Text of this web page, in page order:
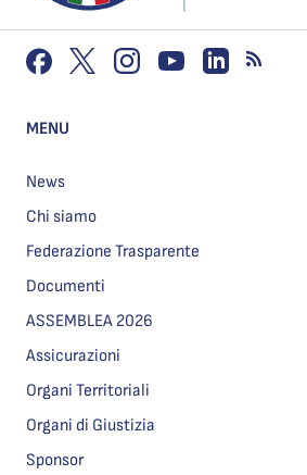
MENU
News
Chi siamo
Federazione Trasparente
Documenti
ASSEMBLEA 2026
Assicurazioni
Organi Territoriali
Organi di Giustizia
Sponsor